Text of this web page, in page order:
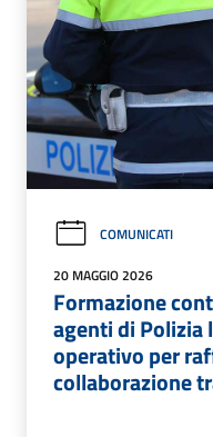
COMUNICATI
20 MAGGIO 2026
Formazione
agenti di Polizia
operativo per
collaborazione